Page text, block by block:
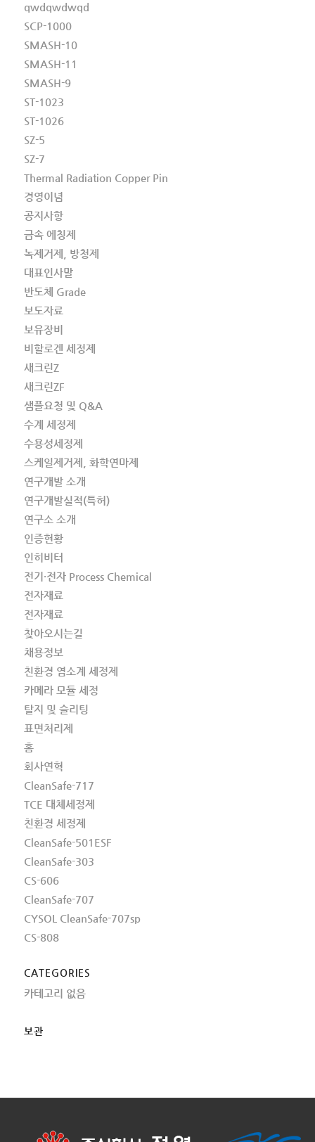
qwdqwdwqd
SCP-1000
SMASH-10
SMASH-11
SMASH-9
ST-1023
ST-1026
SZ-5
SZ-7
Thermal Radiation Copper Pin
경영이념
공지사항
금속 에칭제
녹제거제, 방청제
대표인사말
반도체 Grade
보도자료
보유장비
비할로겐 세정제
새크린Z
새크린ZF
샘플요청 및 Q&A
수계 세정제
수용성세정제
스케일제거제, 화학연마제
연구개발 소개
연구개발실적(특허)
연구소 소개
인증현황
인히비터
전기·전자 Process Chemical
전자재료
전자재료
찾아오시는길
채용정보
친환경 염소계 세정제
카메라 모듈 세정
탈지 및 슬리팅
표면처리제
홈
회사연혁
CleanSafe-717
TCE 대체세정제
친환경 세정제
CleanSafe-501ESF
CleanSafe-303
CS-606
CleanSafe-707
CYSOL CleanSafe-707sp
CS-808
CATEGORIES
카테고리 없음
보관